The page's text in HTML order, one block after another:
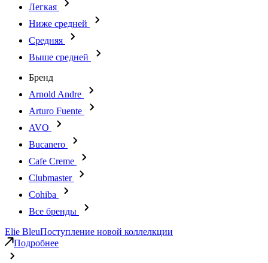
Легкая
Ниже средней
Средняя
Выше средней
Бренд
Arnold Andre
Arturo Fuente
AVO
Bucanero
Cafe Creme
Clubmaster
Cohiba
Все бренды
Elie BleuПоступление новой коллелкции
Подробнее